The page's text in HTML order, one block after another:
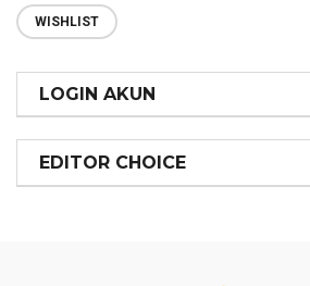
WISHLIST
LOGIN AKUN
EDITOR CHOICE